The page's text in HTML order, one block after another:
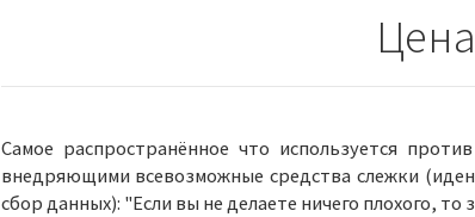
Самое распространённое что используется
внедряющими всевозможные средства слежки
сбор данных): "Если вы не делаете ничего плохого, то